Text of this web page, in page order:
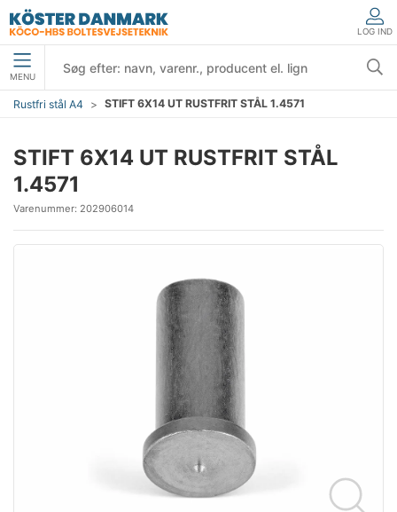
LOG IND
MENU
Rustfri stål A4 STIFT 6X14 UT RUSTFRIT STÅL 1.4571
STIFT 6X14 UT RUSTFRIT STÅL
1.4571
Varenummer: 202906014